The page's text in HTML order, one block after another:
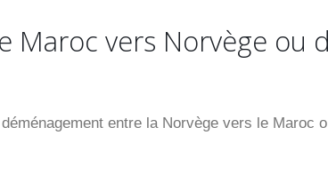
Maroc vers Norvège ou
entre la Norvège vers le Maroc